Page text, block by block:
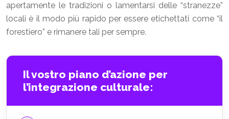
apertamente le tradizioni o lamentarsi delle “stranezze”
locali è il modo più rapido per essere etichettati come “il
forestiero” e rimanere tali per sempre.
Il vostro piano d’azione per
l’integrazione culturale: